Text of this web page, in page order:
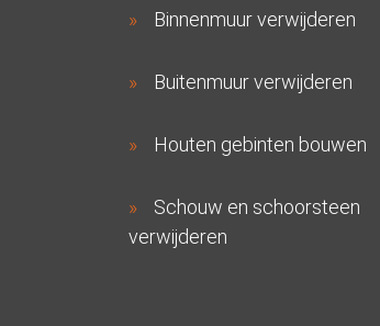
Binnenmuur verwijderen
Buitenmuur verwijderen
Houten gebinten bouwen
Schouw en schoorsteen
verwijderen